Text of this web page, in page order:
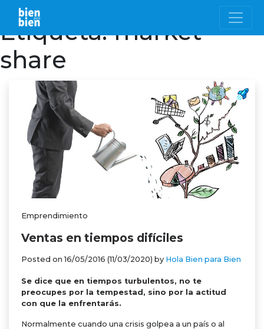
Etiqueta:market
share
Emprendimiento
Ventas en tiempos difíciles
Posted on16/05/2016 (11/03/2020) by Hola Bien para Bien
Se dice que en tiempos turbulentos, no te
preocupes por la tempestad, sino por la actitud
con que la enfrentarás.
Normalmente cuando una crisis golpea a un país o al